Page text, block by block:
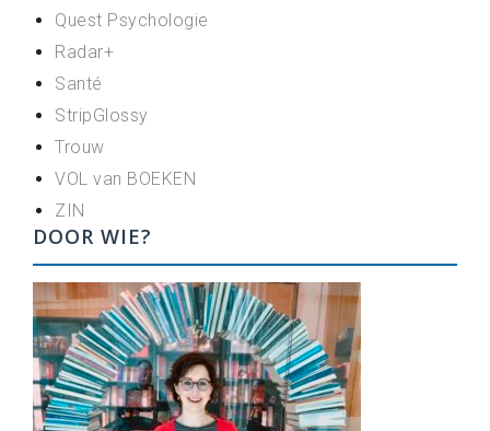
Quest Psychologie
Radar+
Santé
StripGlossy
Trouw
VOL van BOEKEN
ZIN
DOOR WIE?